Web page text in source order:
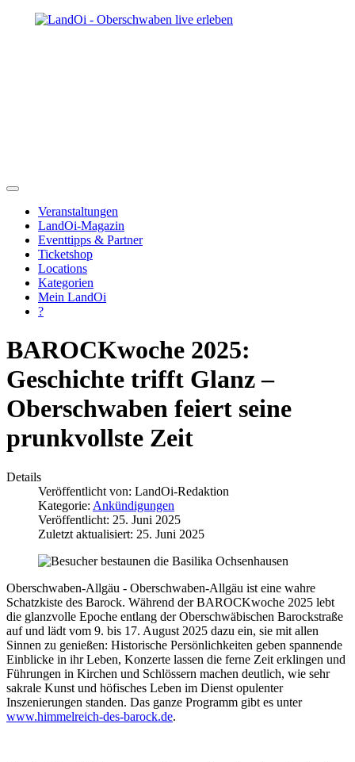
Veranstaltungen
LandOi-Magazin
Eventtipps & Partner
Ticketshop
Locations
Kategorien
Mein LandOi
?
BAROCKwoche 2025:
Geschichte trifft Glanz –
Oberschwaben feiert seine
prunkvollste Zeit
Details
Veröffentlicht von: LandOi-Redaktion
Kategorie: Ankündigungen
Veröffentlicht: 25. Juni 2025
Zuletzt aktualisiert: 25. Juni 2025
Oberschwaben-Allgäu - Oberschwaben-Allgäu ist eine wahre
Schatzkiste des Barock. Während der BAROCKwoche 2025 lebt
die glanzvolle Epoche entlang der Oberschwäbischen Barockstraße
auf und lädt vom 9. bis 17. August 2025 dazu ein, sie mit allen
Sinnen zu genießen: Historische Persönlichkeiten geben spannende
Einblicke in ihr Leben, Konzerte lassen die ferne Zeit erklingen und
Führungen in Kirchen und Schlössern machen deutlich, wie sehr
sakrale Kunst und höfisches Leben im Dienst opulenter
Inszenierungen standen. Das ganze Programm gibt es unter
www.himmelreich-des-barock.de.